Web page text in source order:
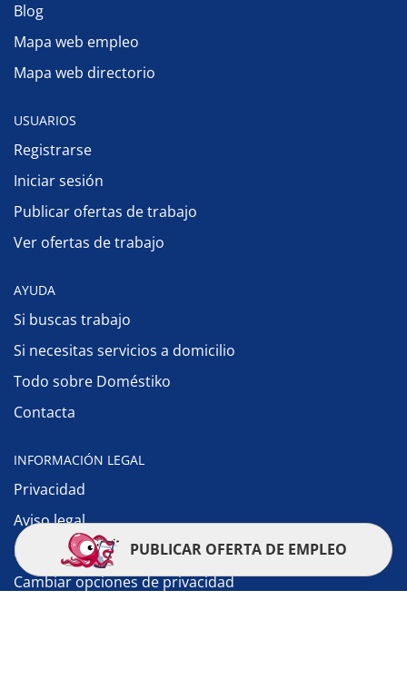
Blog
Mapa web empleo
Mapa web directorio
USUARIOS
Registrarse
Iniciar sesión
Publicar ofertas de trabajo
Ver ofertas de trabajo
AYUDA
Si buscas trabajo
Si necesitas servicios a domicilio
Todo sobre Doméstiko
Contacta
INFORMACIÓN LEGAL
Privacidad
Aviso legal
Política de cookies
Cambiar opciones de privacidad
PUBLICAR OFERTA DE EMPLEO